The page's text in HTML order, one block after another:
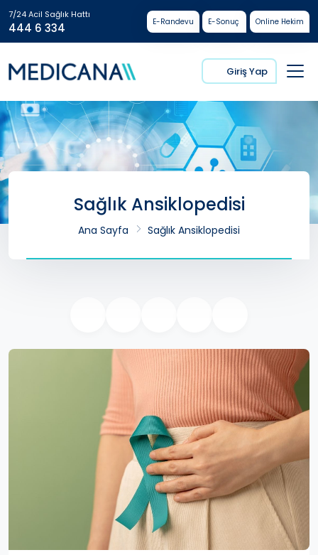
7/24 Acil Sağlık Hattı
444 6 334 E-Randevu E-Sonuç Online Hekim
Giriş Yap
Sağlık Ansiklopedisi
Ana Sayfa Sağlık Ansiklopedisi